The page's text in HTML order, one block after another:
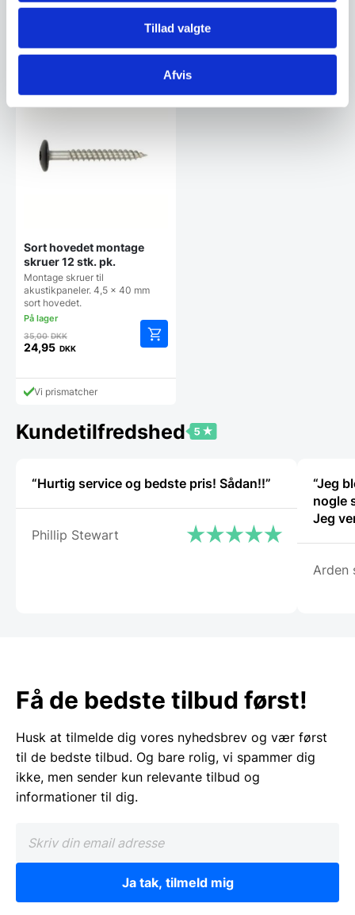
Tillad valgte
Afvis
49,00DKK
var:
49,00 DKK.
pris
349,00DKK
var:
349,00 DKK.
Den
pris
er:
SPAR 29%
Sort hovedet montage
skruer 12 stk. pk.
Montage skruer til
akustikpaneler. 4,5 x 40 mm
sort hovedet.
35,00DKKDen
oprindelige
var:
35,00 DKK.
24,95 DKK
aktuelle
prisVi prismatcher
Kundetilfredshed
“Hurtig service og bedste pris! Sådan!!”
Phillip Stewart
“Jeg
nogle
Jeg
Arden
Få de bedste tilbud først!
Husk at tilmelde dig vores nyhedsbrev og vær først
til de bedste tilbud. Og bare rolig, vi spammer dig
ikke, men sender kun relevante tilbud og
informationer til dig.
Ja tak, tilmeld mig